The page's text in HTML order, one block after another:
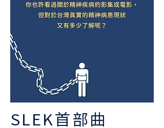
SLEK首部曲